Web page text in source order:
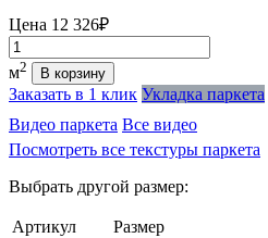
Цена 12 326₽
Количество
м2 В корзину
Заказать в 1 клик Укладка паркета
Видео паркета Все видео
Посмотреть все текстуры паркета
Выбрать другой размер:
Артикул Размер